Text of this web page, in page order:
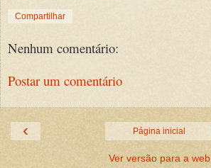
Compartilhar
Nenhum comentário:
Postar um comentário
‹ Página inicial
Ver versão para a web